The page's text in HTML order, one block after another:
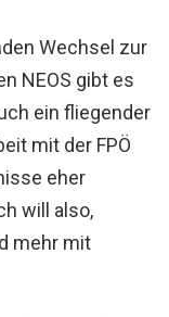
Wechsel zur
NEOS gibt es
ein fliegender
mit der FPÖ
eher
will also,
mehr mit